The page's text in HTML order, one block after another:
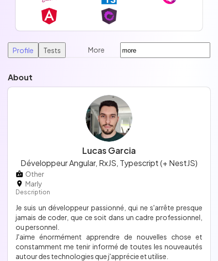
Profile Tests More
About
Lucas Garcia
Développeur Angular, RxJS, Typescript (+ NestJS)
Other
Marly
Description
Je suis un développeur passionné, qui ne s'arrête presque
jamais de coder, que ce soit dans un cadre professionnel,
ou personnel.
J'aime énormément apprendre de nouvelles chose et
constamment me tenir informé de toutes les nouveautés
autour des technologies que j'apprécie et utilise.